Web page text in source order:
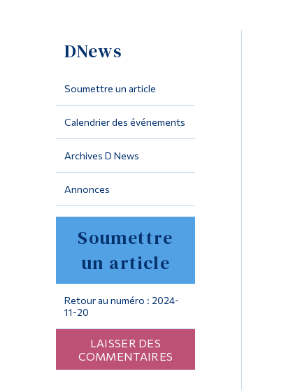
DNews
Soumettre un article
Calendrier des événements
Archives D News
Annonces
Soumettre
un article
Retour au numéro : 2024-
11-20
LAISSER DES
COMMENTAIRES